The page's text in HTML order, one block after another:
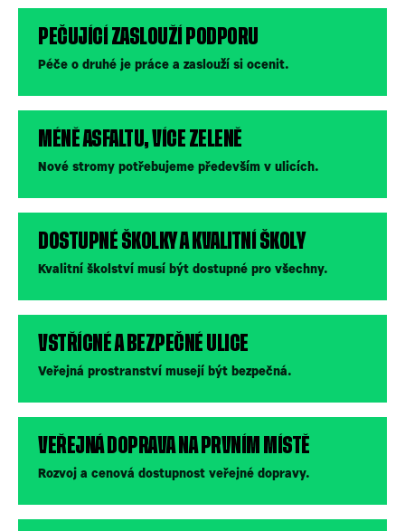
PEČUJÍCÍ ZASLOUŽÍ PODPORU
Péče o druhé je práce a zaslouží si ocenit.
MÉNĚ ASFALTU, VÍCE ZELENĚ
Nové stromy potřebujeme především v ulicích.
DOSTUPNÉ ŠKOLKY A KVALITNÍ ŠKOLY
Kvalitní školství musí být dostupné pro všechny.
VSTŘÍCNÉ A BEZPEČNÉ ULICE
Veřejná prostranství musejí být bezpečná.
VEŘEJNÁ DOPRAVA NA PRVNÍM MÍSTĚ
Rozvoj a cenová dostupnost veřejné dopravy.